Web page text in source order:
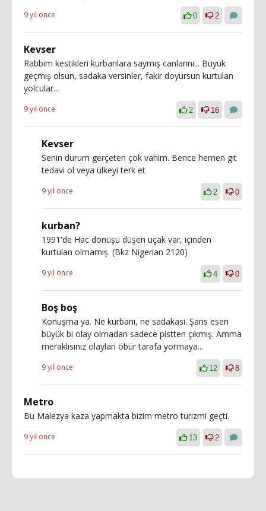
9 yıl önce 0 2
Kevser
Rabbim kestikleri kurbanlara saymış canlarını... Büyük
geçmiş olsun, sadaka versinler, fakir doyursun kurtulan
yolcular...
9 yıl önce 2 16
Kevser
Senin durum gerçeten çok vahim. Bence hemen git
tedavi ol veya ülkeyi terk et
9 yıl önce 2 0
kurban?
1991'de Hac dönüşü düşen uçak var, içinden
kurtulan olmamış. (Bkz Nigerian 2120)
9 yıl önce 4 0
Boş boş
Konuşma ya. Ne kurbanı, ne sadakası. Şans eseri
büyük bi olay olmadan sadece pistten çıkmış. Amma
meraklısınız olayları öbür tarafa yormaya...
9 yıl önce 12 8
Metro
Bu Malezya kaza yapmakta bizim metro turizmi geçti.
9 yıl önce 13 2